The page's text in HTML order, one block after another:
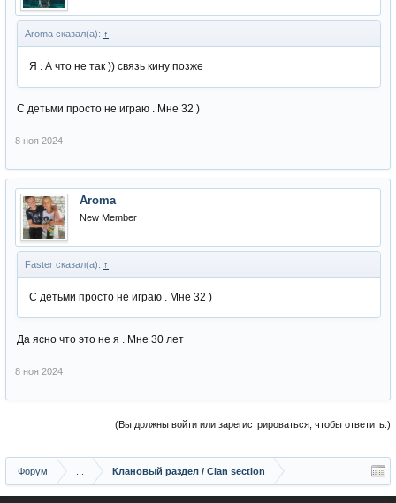
Aroma сказал(а): ↑
Я . А что не так )) связь кину позже
С детьми просто не играю . Мне 32 )
8 ноя 2024
Aroma
New Member
Faster сказал(а): ↑
С детьми просто не играю . Мне 32 )
Да ясно что это не я . Мне 30 лет
8 ноя 2024
(Вы должны войти или зарегистрироваться, чтобы ответить.)
Форум Клановый раздел / Сlan section